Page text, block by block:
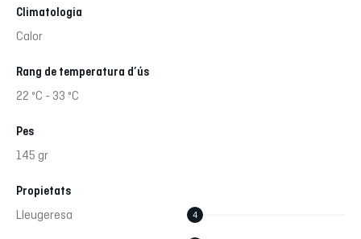
Climatologia
Calor
Rang de temperatura d’ús
22 ºC - 33 ºC
Pes
145 gr
Propietats
Lleugeresa
4